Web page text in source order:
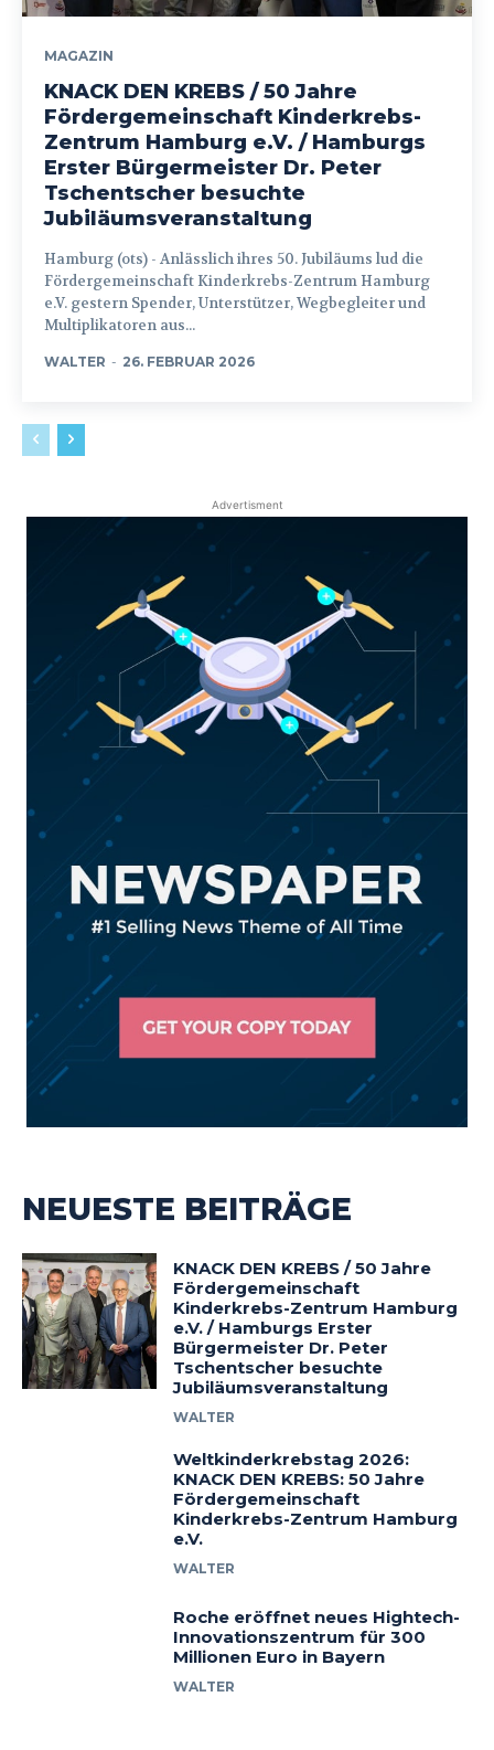
MAGAZIN
KNACK DEN KREBS / 50 Jahre
Fördergemeinschaft Kinderkrebs-
Zentrum Hamburg e.V. / Hamburgs
Erster Bürgermeister Dr. Peter
Tschentscher besuchte
Jubiläumsveranstaltung
Hamburg (ots) - Anlässlich ihres 50. Jubiläums lud die
Fördergemeinschaft Kinderkrebs-Zentrum Hamburg
e.V. gestern Spender, Unterstützer, Wegbegleiter und
Multiplikatoren aus...
WALTER - 26. FEBRUAR 2026
Advertisment
NEUESTE BEITRÄGE
KNACK DEN KREBS / 50 Jahre
Fördergemeinschaft
Kinderkrebs-Zentrum Hamburg
e.V. / Hamburgs Erster
Bürgermeister Dr. Peter
Tschentscher besuchte
Jubiläumsveranstaltung
WALTER
Weltkinderkrebstag 2026:
KNACK DEN KREBS: 50 Jahre
Fördergemeinschaft
Kinderkrebs-Zentrum Hamburg
e.V.
WALTER
Roche eröffnet neues Hightech-
Innovationszentrum für 300
Millionen Euro in Bayern
WALTER